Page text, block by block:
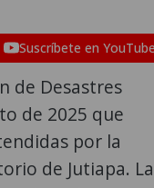
Suscríbete en
de Desastres
de 2025 que
por la
de Jutiapa. La